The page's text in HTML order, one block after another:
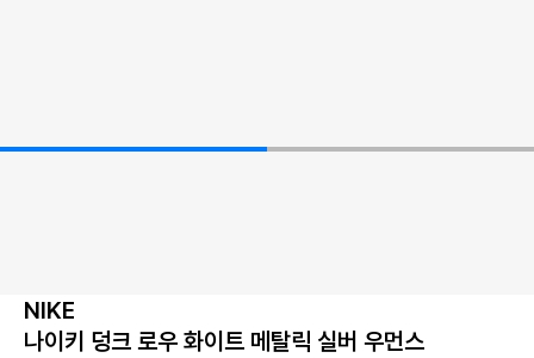
NIKE
나이키 덩크 로우 화이트 메탈릭 실버 우먼스